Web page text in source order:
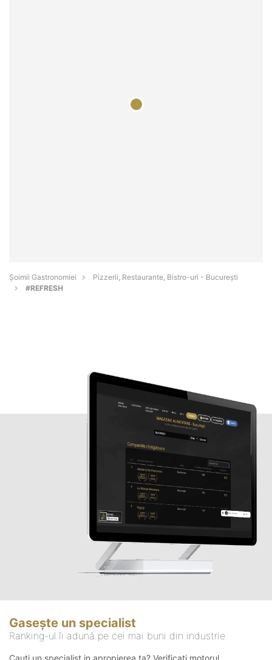
Șoimii Gastronomiei
Pizzerii, Restaurante, Bistro-uri - Bucureşti
#REFRESH
Gasește un specialist
Ranking-ul îi adună pe cei mai buni din industrie
Cauți un specialist in apropierea ta? Verificați motorul